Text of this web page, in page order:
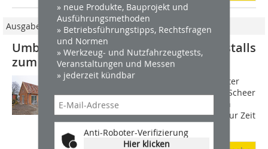
» neue Produkte, Bauprojekt und
Ausführungsmethoden
» Betriebsführungstipps, Rechtsfragen
und Normen
» Werkzeug- und Nutzfahrzeugtests,
Veranstaltungen und Messen
» jederzeit kündbar
Anti-Roboter-Verifizierung
Hier klicken
Ausgabe 05/2017
Umbau eines Hühner- und Schweinestalls
zum Wohnhaus
Harald Scheer arbeitet als Betriebsleiter
einer Biogasanlage, seine Frau Sylvia Scheer
ist Erzieherin. Ihr Hof ist seit Jahren in
Familienbesitz. Die Scheers wohnen zur Zeit
noch auf etwa 300?m² im...